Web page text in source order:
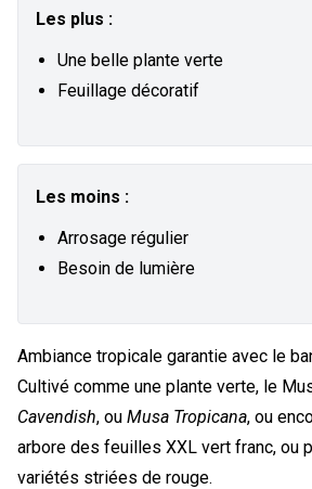
Les plus :
Une belle plante verte
Feuillage décoratif
Les moins :
Arrosage régulier
Besoin de lumière
Ambiance tropicale garantie avec le
Cultivé comme une plante verte, le
Cavendish, ou Musa Tropicana, ou
arbore des feuilles XXL vert franc, ou
variétés striées de rouge.